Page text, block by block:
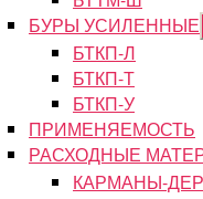
БУРЫ УСИЛЕННЫЕ
БТКП-Л
БТКП-Т
БТКП-У
ПРИМЕНЯЕМОСТЬ
РАСХОДНЫЕ
КАРМАНЫ-